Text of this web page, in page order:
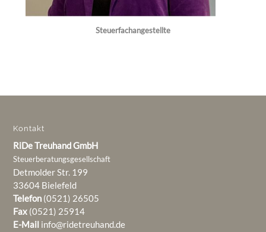
Steuerfachangestellte
Kontakt
RiDe Treuhand GmbH
Steuerberatungsgesellschaft
Detmolder Str. 199
33604 Bielefeld
Telefon (0521) 26505
Fax (0521) 25914
E-Mail info@ridetreuhand.de